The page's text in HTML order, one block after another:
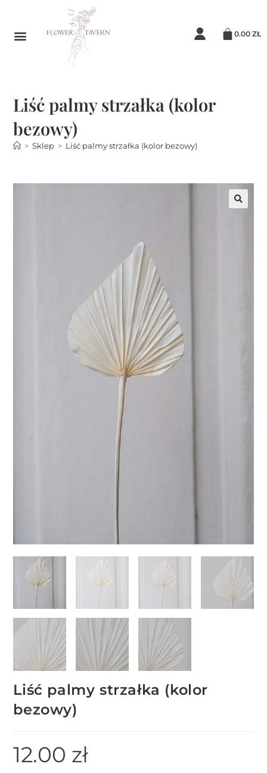
0.00 ZŁ
Liść palmy strzałka (kolor
bezowy)
> Sklep > Liść palmy strzałka (kolor bezowy)
Liść palmy strzałka (kolor
bezowy)
12.00 zł